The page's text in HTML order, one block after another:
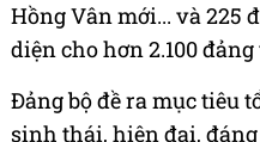
Hồng Vân mới... và 225
diện cho hơn 2.100
Đảng bộ đề ra mục tiêu
sinh thái, hiện đại,